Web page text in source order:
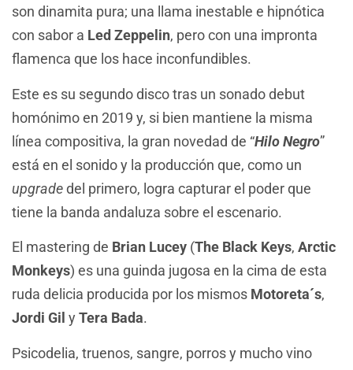
son dinamita pura; una llama inestable e hipnótica
con sabor a Led Zeppelin, pero con una impronta
flamenca que los hace inconfundibles.
Este es su segundo disco tras un sonado debut
homónimo en 2019 y, si bien mantiene la misma
línea compositiva, la gran novedad de “Hilo Negro”
está en el sonido y la producción que, como un
upgradedel primero, logra capturar el poder que
tiene la banda andaluza sobre el escenario.
El mastering de Brian Lucey (The Black Keys, Arctic
Monkeys) es una guinda jugosa en la cima de esta
ruda delicia producida por los mismos Motoreta´s,
Jordi Gil yTera Bada.
Psicodelia, truenos, sangre, porros y mucho vino